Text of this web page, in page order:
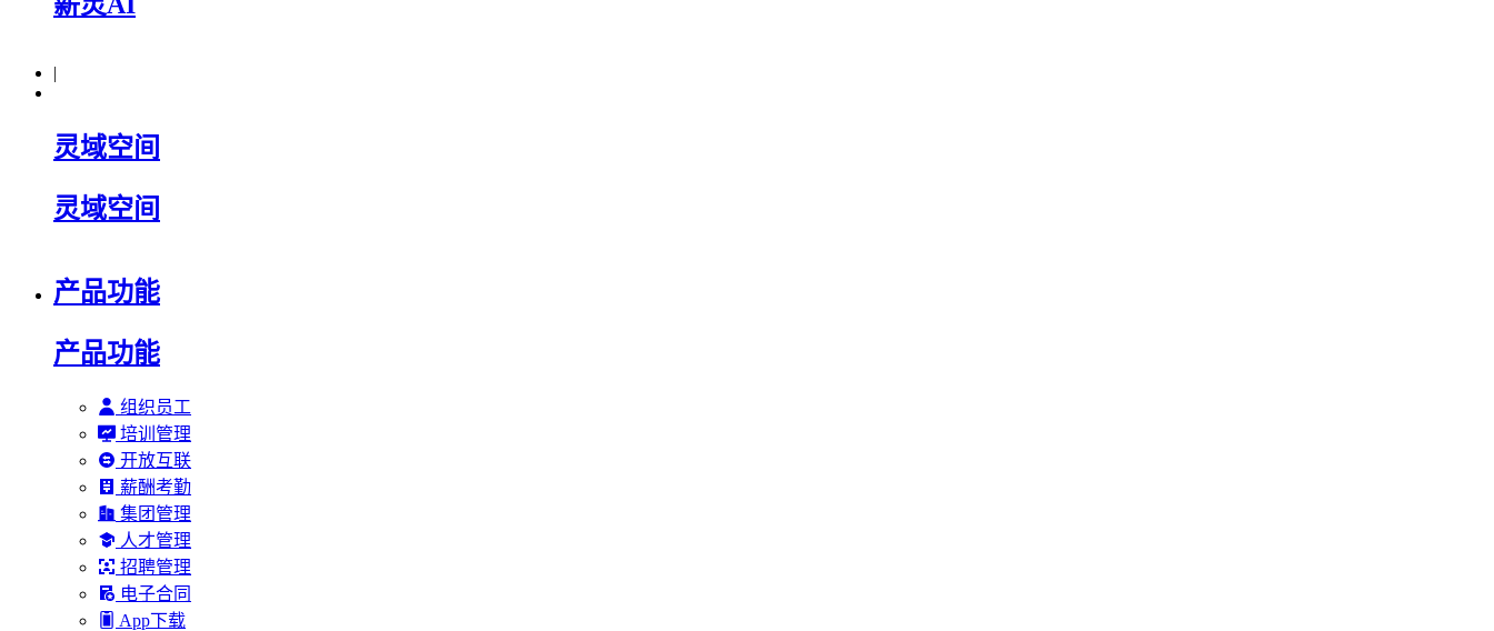
|
灵域空间
灵域空间
产品功能
产品功能
组织员工
培训管理
开放互联
薪酬考勤
集团管理
人才管理
招聘管理
电子合同
App下载